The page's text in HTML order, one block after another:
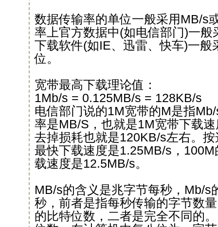
数据传输率的单位一般采用MB/s
率上官方数据中(如电信部门)一般
下载软件(如IE、迅雷、快车)一般
位。
宽带最高下载理论值：
1Mb/s = 0.125MB/s = 128KB/s
电信部门说的1M宽带的M是指
率是MB/S，也就是1M宽带下载
去掉损耗也就是120KB/s左右。
最快下载速度是1.25MB/s，
载速度是12.5MB/s。
MB/s的含义是兆字节每秒，Mb/s
秒，前者是指每秒传输的字节数
的比特位数，二者是完全不同的